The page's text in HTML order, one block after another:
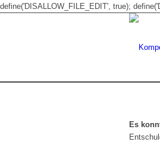
define('DISALLOW_FILE_EDIT', true);
Es